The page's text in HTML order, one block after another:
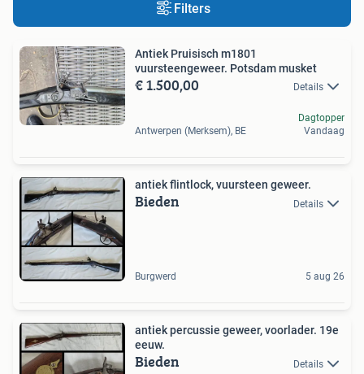
Filters
Antiek Pruisisch m1801
vuursteengeweer. Potsdam musket
€ 1.500,00 Details
Antwerpen (Merksem), BE
Dagtopper
Vandaag
antiek flintlock, vuursteen geweer.
Bieden Details
Burgwerd 5 aug 26
antiek percussie geweer, voorlader. 19e
eeuw.
Bieden Details